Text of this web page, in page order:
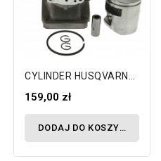
159,00 zł
DODAJ DO KOSZYKA